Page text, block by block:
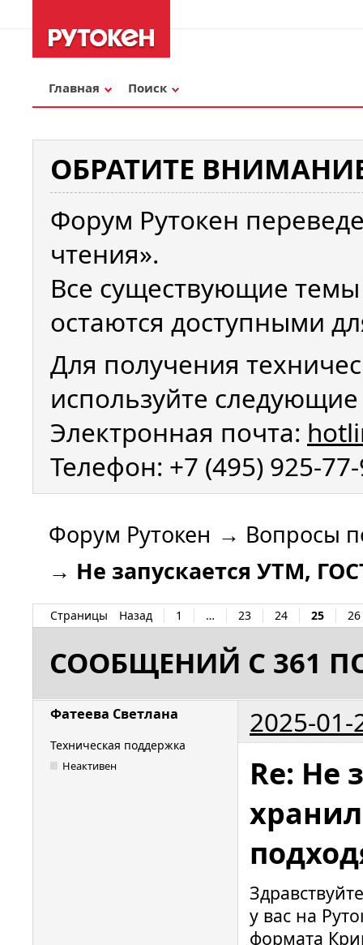
Главная Поиск
ОБРАТИТЕ
Форум Рутокен
чтения».
Все существующие
остаются доступными
Для получения
используйте
Электронная почта:
Телефон: +7 (495) 925-
Форум Рутокен → Вопросы
→ Не запускается УТМ,
Страницы Назад 1 … 23 24 25 26
СООБЩЕНИЙ С 361
Фатеева Светлана 2025-01-
Техническая поддержка
Неактивен
Re: Не
у вас на
формата